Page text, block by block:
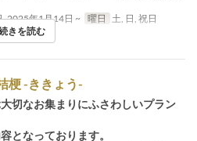
2025年1月14日 ~ 曜日
土, 日, 祝日
制限 2 ~ 8
きを読む
梗 -ききょう-
切なお集まりにふさわしいプラン
となっております。